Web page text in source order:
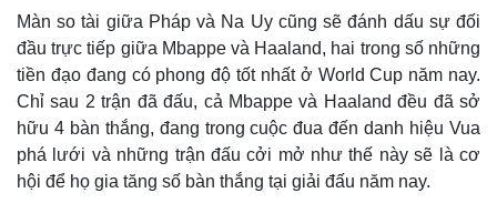
Màn so tài giữa Pháp và Na Uy cũng sẽ đánh dấu sự đối
đầu trực tiếp giữa Mbappe và Haaland, hai trong số những
tiền đạo đang có phong độ tốt nhất ở World Cup năm nay.
Chỉ sau 2 trận đã đấu, cả Mbappe và Haaland đều đã sở
hữu 4 bàn thắng, đang trong cuộc đua đến danh hiệu Vua
phá lưới và những trận đấu cởi mở như thế này sẽ là cơ
hội để họ gia tăng số bàn thắng tại giải đấu năm nay.